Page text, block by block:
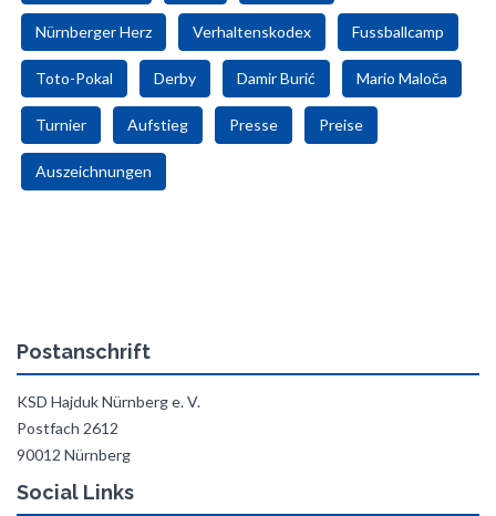
Nürnberger Herz Verhaltenskodex Fussballcamp
Toto-Pokal Derby Damir Burić Mario Maloča
Turnier Aufstieg Presse Preise
Auszeichnungen
Postanschrift
KSD Hajduk Nürnberg e. V.
Postfach 2612
90012 Nürnberg
Social Links